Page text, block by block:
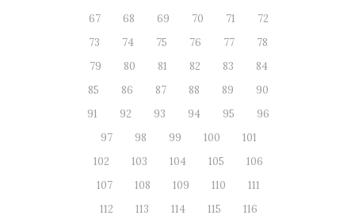
67
68 69 70 71
72
73
74 75 76 77
78
79
80 81 82 83
84
85
86 87 88 89
90
91
92 93 94 95
96
97
98 99 100
101
102
103 104 105
106
107
108 109 110
111
112
113 114 115
116